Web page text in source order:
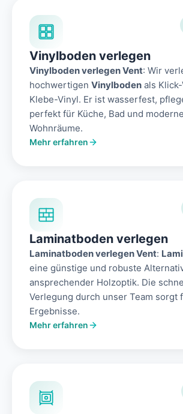
Vinylboden verlegen
Vinylboden verlegen Vent: Wir
hochwertigen Vinylboden als
Klebe-Vinyl. Er ist wasserfest,
perfekt für Küche, Bad und moderne
Wohnräume.
Mehr erfahren
Laminatboden verlegen
Laminatboden verlegen Vent:
eine günstige und robuste
ansprechender Holzoptik. Die
Verlegung durch unser Team sorgt
Ergebnisse.
Mehr erfahren